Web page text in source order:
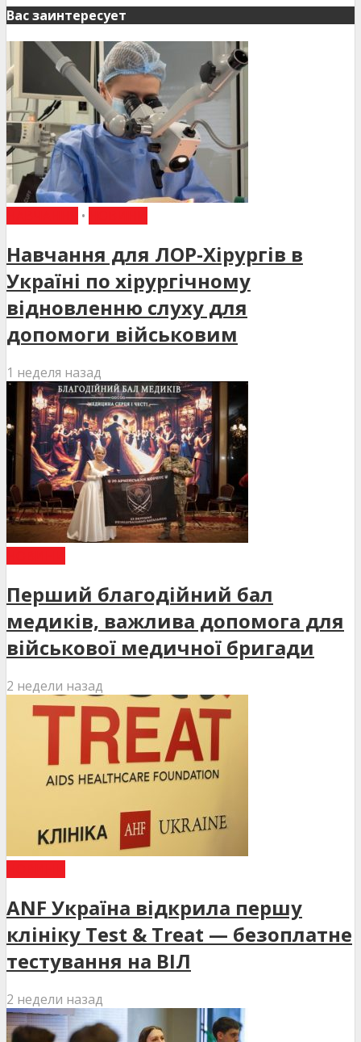
Вас заинтересует
•
Навчання для ЛОР-Хірургів в
Україні по хірургічному
відновленню слуху для
допомоги військовим
1 неделя назад
Перший благодійний бал
медиків, важлива допомога для
військової медичної бригади
2 недели назад
ANF Україна відкрила першу
клініку Test & Treat — безоплатне
тестування на ВІЛ
2 недели назад